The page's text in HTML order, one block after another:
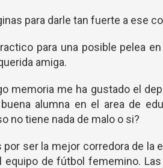
para darle tan fuerte a ese
para una posible pelea
amiga.
memoria me ha gustado el
alumna en el area de
no tiene nada de malo o si?
por ser la mejor corredora de la
equipo de fútbol fememino.